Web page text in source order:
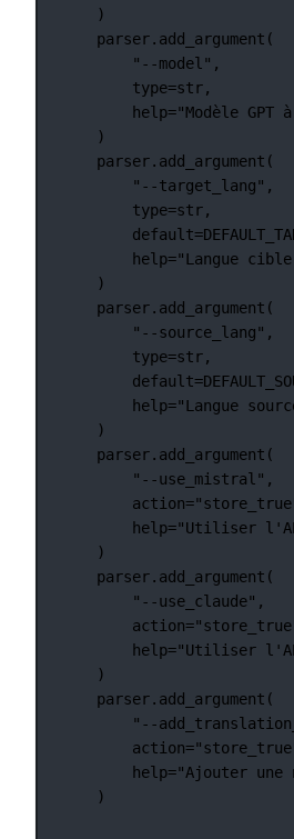
)
parser.add_argument(
"--model" ,
type=str,
help="Modèle
)
parser.add_argument(
"--target_lang" ,
type=str,
default=
help="Langue
)
parser.add_argument(
"--source_lang" ,
type=str,
default=
help="Langue
)
parser.add_argument(
"--use_mistral" ,
action=
help="Utiliser
)
parser.add_argument(
"--use_claude" ,
action=
help="Utiliser
)
parser.add_argument(
"--
action=
help="Ajouter une
)